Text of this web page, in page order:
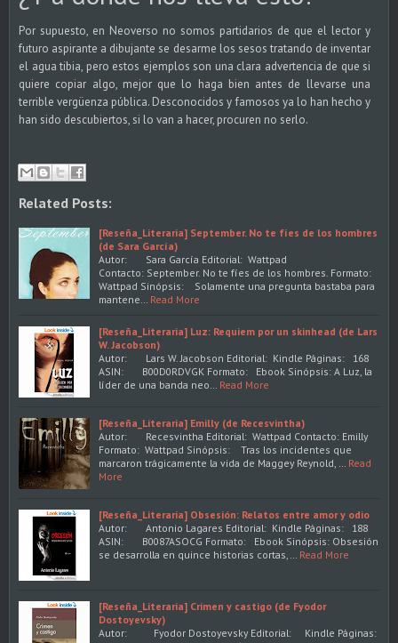
Por supuesto, en Neoverso no somos partidarios de que el lector y
futuro aspirante a dibujante se desarme los sesos tratando de inventar
el agua tibia, pero estos ejemplos son una clara advertencia de que si
quiere copiar algo, mejor que lo haga bien antes de llevarse una
terrible vergüenza pública. Desconocidos y famosos ya lo han hecho y
han sido descubiertos, si lo van a hacer, procuren no serlo.
Related Posts:
[Reseña_Literaria] September. No te fíes de los hombres
(de Sara García)
Autor: Sara García Editorial: Wattpad
Contacto: September. No te fíes de los hombres. Formato:
Wattpad Sinópsis: Solamente una pregunta bastaba para
mantene… Read More
[Reseña_Literaria] Luz: Requiem por un skinhead (de Lars
W. Jacobson)
Autor: Lars W. Jacobson Editorial: Kindle Páginas: 168
ASIN: B00D0RDVGK Formato: Ebook Sinópsis: A Luz, la
líder de una banda neo… Read More
[Reseña_Literaria] Emilly (de Recesvintha)
Autor: Recesvintha Editorial: Wattpad Contacto: Emilly
Formato: Wattpad Sinópsis: Tras los incidentes que
marcaron trágicamente la vida de Maggey Reynold, … Read
More
[Reseña_Literaria] Obsesión: Relatos entre amor y odio
Autor: Antonio Lagares Editorial: Kindle Páginas: 188
ASIN: B0087ASOCG Formato: Ebook Sinópsis: Obsesión
se desarrolla en quince historias cortas,… Read More
[Reseña_Literaria] Crimen y castigo (de Fyodor
Dostoyevsky)
Autor: Fyodor Dostoyevsky Editorial: Kindle Páginas: